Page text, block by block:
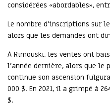
considérées «abordables»,
Le nombre d’inscriptions sur
alors que les demandes ont
À Rimouski, les ventes ont
l’année dernière, alors que le
continue son ascension
000 $. En 2021, il a grimpé à
$.